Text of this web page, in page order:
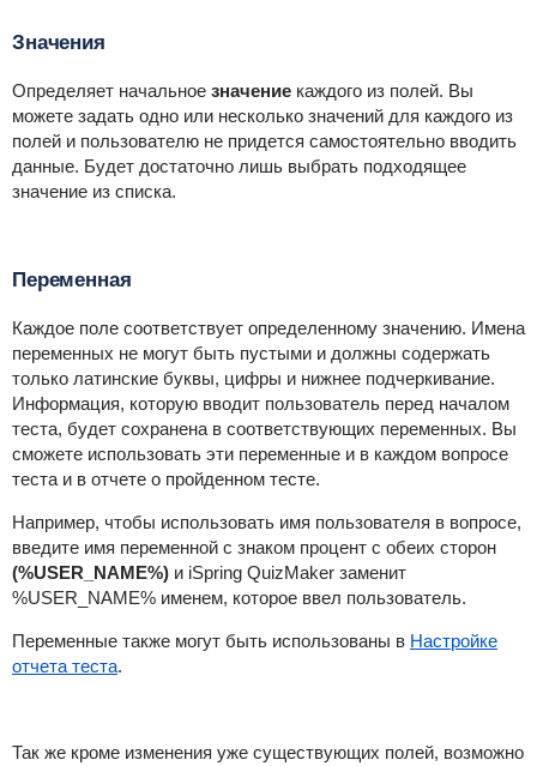
Значения
Определяет начальное значениекаждого из полей. Вы
можете задать одно или несколько значений для каждого из
полей и пользователю не придется самостоятельно вводить
данные. Будет достаточно лишь выбрать подходящее
значение из списка.
Переменная
Каждое поле соответствует определенному значению. Имена
переменных не могут быть пустыми и должны содержать
только латинские буквы, цифры и нижнее подчеркивание.
Информация, которую вводит пользователь перед началом
теста, будет сохранена в соответствующих переменных. Вы
сможете использовать эти переменные и в каждом вопросе
теста и в отчете о пройденном тесте.
Например, чтобы использовать имя пользователя в вопросе,
введите имя переменной с знаком процент с обеих сторон
(%USER_NAME%)и iSpring QuizMakerзаменит
%USER_NAME% именем, которое ввел пользователь.
Переменные также могут быть использованы в Настройке
отчета теста.
Так же кроме изменения уже существующих полей, возможно